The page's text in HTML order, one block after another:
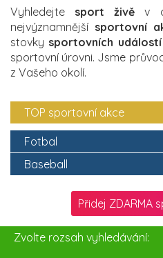
Vyhledejte sport živě v
nejvýznamnější sportovní
stovky sportovních událostí
sportovní úrovni. Jsme
z Vašeho okolí.
TOP sportovní akce
Fotbal
Baseball
Přidej ZDARMA
Zvolte rozsah vyhledávání: